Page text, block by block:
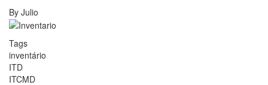
By Julio
Tags
inventário
ITD
ITCMD